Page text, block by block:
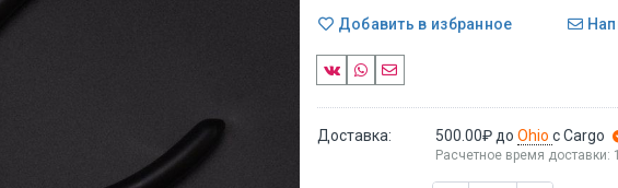
Добавить в избранное
Доставка: 500.00₽ доOhioс Cargo
Расчетное время доставки: